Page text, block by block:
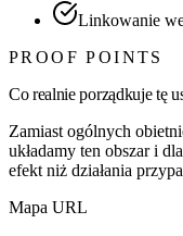
Linkowanie
PROOF POINTS
Co realnie porządkuje tę
Zamiast ogólnych
układamy ten obszar i
efekt niż działania
Mapa URL